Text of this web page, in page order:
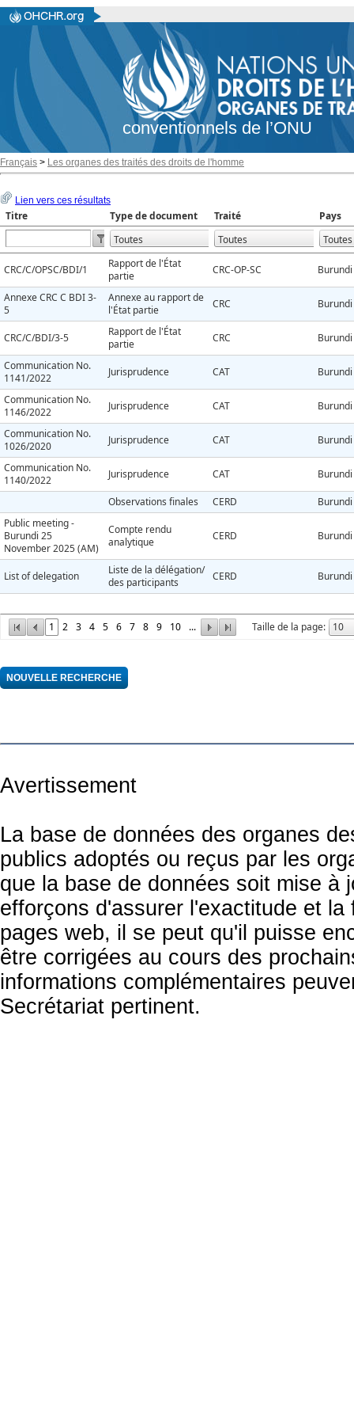
conventionnels de l’ONU
Français > Les organes des traités des droits de l'homme
Lien vers ces résultats
Titre Type de document Traité Pays
1 2 3 4 5 6 7 8 9 10 ... Taille de la page:
CRC/C/OPSC/BDI/1
Rapport de l'État
partie
CRC-OP-SC Burundi
Annexe CRC C BDI 3-
5
Annexe au rapport de
l'État partie
CRC Burundi
CRC/C/BDI/3-5
Rapport de l'État
partie
CRC Burundi
Communication No.
1141/2022
Jurisprudence CAT Burundi
Communication No.
1146/2022
Jurisprudence CAT Burundi
Communication No.
1026/2020
Jurisprudence CAT Burundi
Communication No.
1140/2022
Jurisprudence CAT Burundi
Observations finales CERD
Burundi
Public meeting -
Burundi 25
November 2025 (AM)
Compte rendu
analytique
CERD Burundi
List of delegation
Liste de la délégation/
des participants
CERD Burundi
Avertissement
La base de données des organes
publics adoptés ou reçus par les
que la base de données soit mise à
efforçons d'assurer l'exactitude et
pages web, il se peut qu'il puisse
être corrigées au cours des
informations complémentaires
Secrétariat pertinent.